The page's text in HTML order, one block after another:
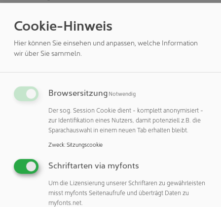
Transportkontrolle findet sich hier eine Vielzahl von
zur Überwachung von Temperaturverläufen und -
grenzwerten. Je nach Variante handelt es sich dabei um
Gefrier- oder Wärmeindikatoren, die verschiedene
haben. Der Kunde hat hier unter anderem die Wahl
zwischen ColdMark®- oder FreezeSafe™-Indikatoren für
Tieftemperaturen, HemoTemp-Indikatoren zur Validierung
von Blutbeuteln, Indikatoren für Drogentests oder die
Desinfektion sowie Warn-Aufkleber für
gesundheitsgefährdend heiße Oberflächen – um nur
einige Beispiele zu nennen. Immer handelt es sich um
selbstklebende Mess- und Prüfetiketten, die sich direkt auf
Verpackungen, Behälter oder Produkte aufbringen lassen
und eine kostengünstige Alternative zu aufwändigen
Cookie-Hinweis
Hier können Sie einsehen und anpassen, welche Information
wir über Sie sammeln.
Browsersitzung Notwendig
Der sog. Session Cookie dient - komplett anonymisiert -
zur Identifikation eines Nutzers, damit potenziell z.B. die
Sparachauswahl in einem neuen Tab erhalten bleibt.
Zweck: Sitzungscookie
Schriftarten via myfonts
Um die Lizensierung unserer Schriftaren zu gewährleisten
misst myfonts Seitenaufrufe und überträgt Daten zu
myfonts.net.